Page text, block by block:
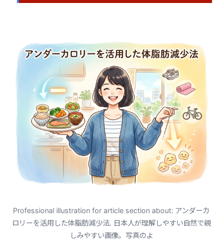
Professional illustration for article section about: アンダーカ
ロリーを活用した体脂肪減少法. 日本人が理解しやすい自然で親
しみやすい画像。写真のよ